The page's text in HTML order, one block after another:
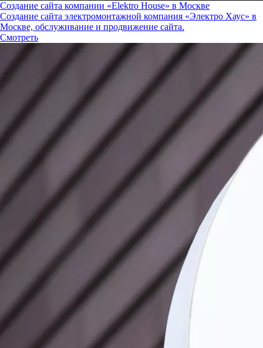
Создание сайта компании «Elektro House» в Москве
Создание сайта электромонтажной компания «Электро Хаус» в
Москве, обслуживание и продвижение сайта.
Смотреть